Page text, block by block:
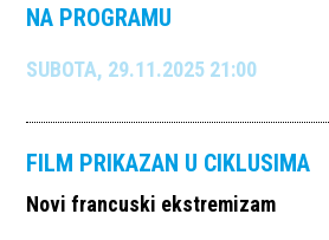
NA PROGRAMU
SUBOTA, 29.11.2025 21:00
FILM PRIKAZAN U CIKLUSIMA
Novi francuski ekstremizam